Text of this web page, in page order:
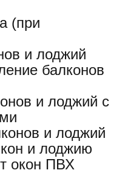
(при
и лоджий
балконов
и лоджий с
и лоджий
и лоджию
окон ПВХ